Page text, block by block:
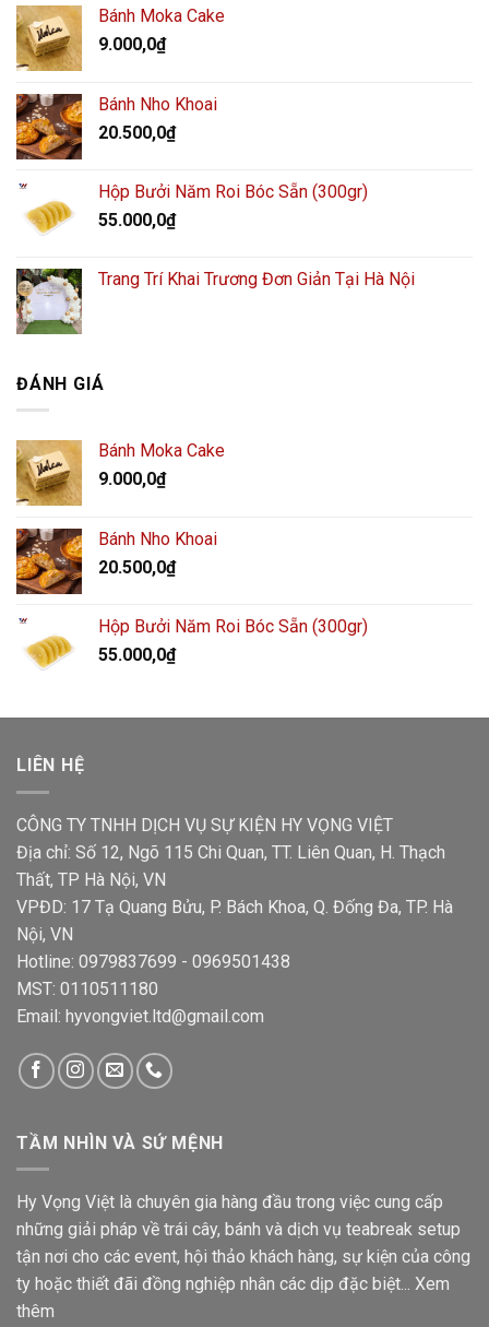
Bánh Moka Cake
9.000,0₫
Bánh Nho Khoai
20.500,0₫
Hộp Bưởi Năm Roi Bóc Sẵn (300gr)
55.000,0₫
Trang Trí Khai Trương Đơn Giản Tại Hà Nội
ĐÁNH GIÁ
Bánh Moka Cake
9.000,0₫
Bánh Nho Khoai
20.500,0₫
Hộp Bưởi Năm Roi Bóc Sẵn (300gr)
55.000,0₫
LIÊN HỆ
CÔNG TY TNHH DỊCH VỤ SỰ KIỆN HY VỌNG VIỆT
Địa chỉ: Số 12, Ngõ 115 Chi Quan, TT. Liên Quan, H. Thạch
Thất, TP Hà Nội, VN
VPĐD: 17 Tạ Quang Bửu, P. Bách Khoa, Q. Đống Đa, TP. Hà
Nội, VN
Hotline: 0979837699 - 0969501438
MST: 0110511180
Email: hyvongviet.ltd@gmail.com
TẦM NHÌN VÀ SỨ MỆNH
Hy Vọng Việt là chuyên gia hàng đầu trong việc cung cấp
những giải pháp về trái cây, bánh và dịch vụ teabreak setup
tận nơi cho các event, hội thảo khách hàng, sự kiện của công
ty hoặc thiết đãi đồng nghiệp nhân các dịp đặc biệt... Xem
thêm